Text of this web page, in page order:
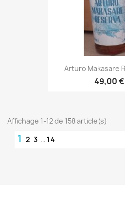
Arturo Makasare
49,00 €
Affichage 1-12 de 158 article(s)
1 2 3 … 14